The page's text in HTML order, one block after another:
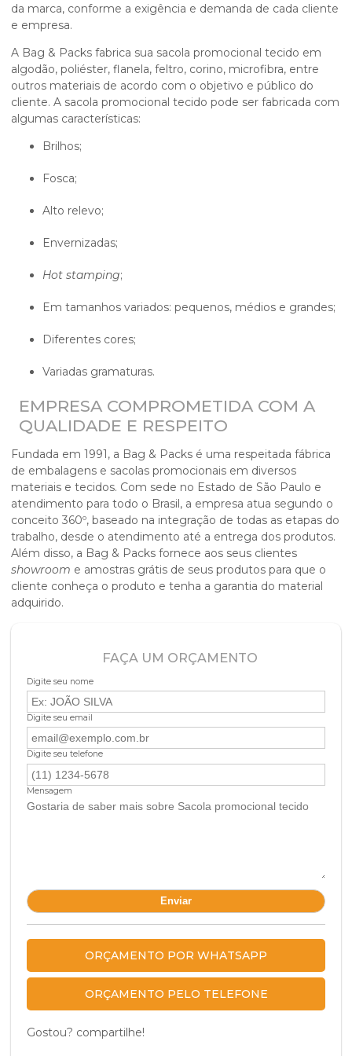
da marca, conforme a exigência e demanda de cada cliente
e empresa.
A Bag & Packs fabrica sua sacola promocional tecido em
algodão, poliéster, flanela, feltro, corino, microfibra, entre
outros materiais de acordo com o objetivo e público do
cliente. A sacola promocional tecido pode ser fabricada com
algumas características:
Brilhos;
Fosca;
Alto relevo;
Envernizadas;
Hot stamping;
Em tamanhos variados: pequenos, médios e grandes;
Diferentes cores;
Variadas gramaturas.
EMPRESA COMPROMETIDA COM A
QUALIDADE E RESPEITO
Fundada em 1991, a Bag & Packs é uma respeitada fábrica
de embalagens e sacolas promocionais em diversos
materiais e tecidos. Com sede no Estado de São Paulo e
atendimento para todo o Brasil, a empresa atua segundo o
conceito 360º, baseado na integração de todas as etapas do
trabalho, desde o atendimento até a entrega dos produtos.
Além disso, a Bag & Packs fornece aos seus clientes
showroom e amostras grátis de seus produtos para que o
cliente conheça o produto e tenha a garantia do material
adquirido.
FAÇA UM ORÇAMENTO
Digite seu nome
Digite seu email
Digite seu telefone
Mensagem
ORÇAMENTO POR WHATSAPP
ORÇAMENTO PELO TELEFONE
Gostou? compartilhe!